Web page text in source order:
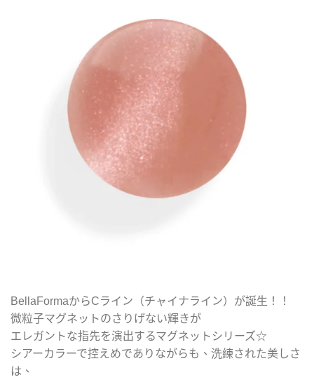
BellaFormaからCライン（チャイナライン）が誕生！！
微粒子マグネットのさりげない輝きが
エレガントな指先を演出するマグネットシリーズ☆
シアーカラーで控えめでありながらも、洗練された美しさ
は、